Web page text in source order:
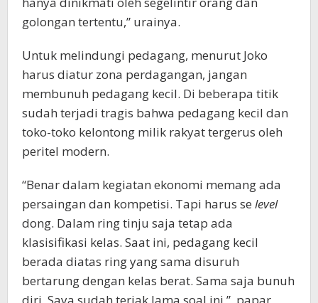
golongan tertentu,” urainya.
Untuk melindungi pedagang, menurut Joko
harus diatur zona perdagangan, jangan
membunuh pedagang kecil. Di beberapa titik
sudah terjadi tragis bahwa pedagang kecil dan
toko-toko kelontong milik rakyat tergerus oleh
peritel modern.
“Benar dalam kegiatan ekonomi memang ada
persaingan dan kompetisi. Tapi harus se level
dong. Dalam ring tinju saja tetap ada
klasisifikasi kelas. Saat ini, pedagang kecil
berada diatas ring yang sama disuruh
bertarung dengan kelas berat. Sama saja bunuh
diri. Saya sudah teriak lama soal ini,” papar